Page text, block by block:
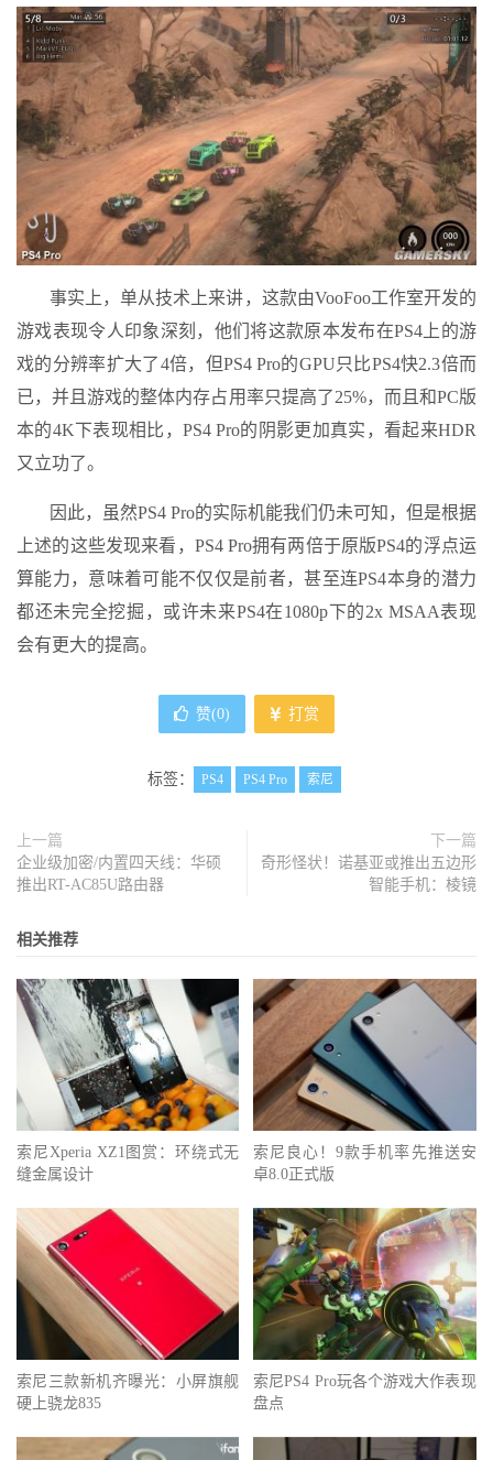
事实上，单从技术上来讲，这款由VooFoo工作室开发的
游戏表现令人印象深刻，他们将这款原本发布在PS4上的游
戏的分辨率扩大了4倍，但PS4 Pro的GPU只比PS4快2.3倍而
已，并且游戏的整体内存占用率只提高了25%，而且和PC版
本的4K下表现相比，PS4 Pro的阴影更加真实，看起来HDR
又立功了。
因此，虽然PS4 Pro的实际机能我们仍未可知，但是根据
上述的这些发现来看，PS4 Pro拥有两倍于原版PS4的浮点运
算能力，意味着可能不仅仅是前者，甚至连PS4本身的潜力
都还未完全挖掘，或许未来PS4在1080p下的2x MSAA表现
会有更大的提高。
赞(0) 打赏
标签： PS4 PS4 Pro 索尼
上一篇
企业级加密/内置四天线：华硕
推出RT-AC85U路由器
下一篇
奇形怪状！诺基亚或推出五边形
智能手机：棱镜
相关推荐
索尼Xperia XZ1图赏：环绕式无
缝金属设计
索尼良心！9款手机率先推送安
卓8.0正式版
索尼三款新机齐曝光：小屏旗舰
硬上骁龙835
索尼PS4 Pro玩各个游戏大作表现
盘点